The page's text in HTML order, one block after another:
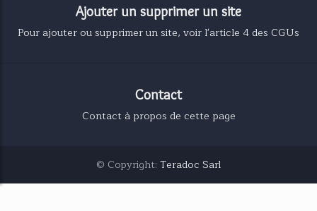
Ajouter un supprimer un site
Pour ajouter ou supprimer un site, voir l'article 4 des CGUs
Contact
Contact à propos de cette page
© Copyright: Teradoc Sarl